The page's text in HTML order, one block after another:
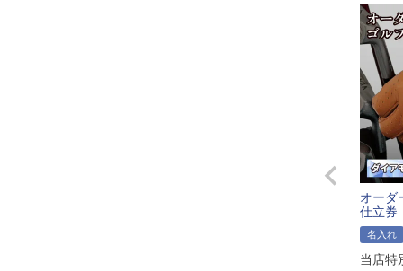
オーダ
仕立券
名入れ
当店特